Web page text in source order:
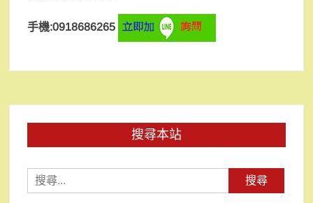
手機:0918686265
搜尋本站
尋